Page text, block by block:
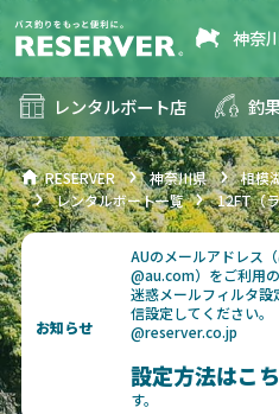
神奈
レンタルボート店 釣
RESERVER 神奈川県 相模
レンタルボート一覧
12FT（
お知らせ
AUのメールアドレス
@au.com）をご利用の
迷惑メールフィルタ
信設定してください。
@reserver.co.jp
設定方法はこ
す。